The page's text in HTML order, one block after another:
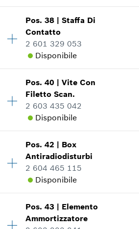
Aggiungere al
Mostrare nell'illustrazione
1,34 €*
Inclusa IVA
Disponibilità 4
Gruppo prezzo
Informazioni parti di ricambio
Applicazione del ricambio
Mostrare nell'illustrazione
0,90 €*
Inclusa IVA
Pos.38 |Staffa Di
Contatto
2 601 329 053
Disponibile
Disponibilità 1
Gruppo prezzo
Informazioni parti di ricambio
Applicazione del ricambio
Mostrare nell'illustrazione
1,34 €*
Inclusa IVA
Pos.40 |Vite Con
Filetto Scan.
2 603 435 042
Disponibile
Disponibilità 4
Gruppo prezzo:11
Informazioni parti di ricambio
Applicazione del ricambio
Mostrare nell'illustrazione
Pos.42 | Box
Antiradiodisturbi
2 604 465 115
Disponibile
Disponibilità 2
Gruppo prezzo:20
Pos.43 | Elemento
Ammortizzatore